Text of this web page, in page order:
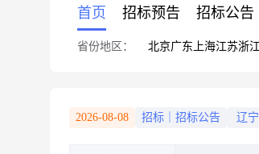
首页 招标预告 招标公告
省份地区： 北京广东 上海江苏浙江
2026-08-08 招标｜招标公告 辽